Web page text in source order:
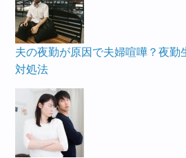
夫の夜勤が原因で夫婦喧嘩？夜勤
対処法